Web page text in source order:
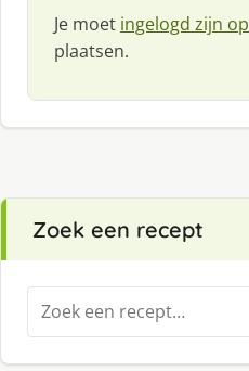
Je moet ingelogd zijn op
plaatsen.
Zoek een recept
Zoeken
naar: